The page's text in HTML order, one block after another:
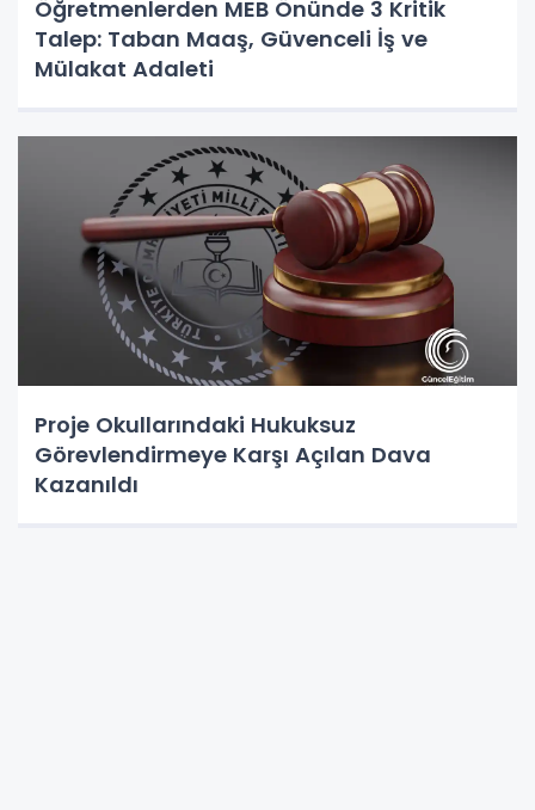
Öğretmenlerden MEB Önünde 3 Kritik
Talep: Taban Maaş, Güvenceli İş ve
Mülakat Adaleti
Proje Okullarındaki Hukuksuz
Görevlendirmeye Karşı Açılan Dava
Kazanıldı